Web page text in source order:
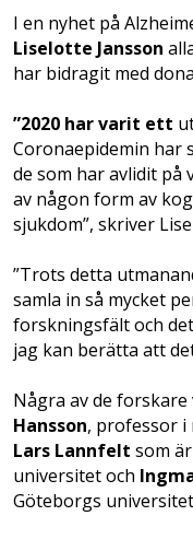
I en nyhet på
Liselotte Jansson
har bidragit med
”2020 har varit ett
Coronaepidemin har
de som har avlidit på
av någon form av
sjukdom”, skriver
”Trots detta
samla in så mycket
forskningsfält och
jag kan berätta att
Några av de
Hansson, professor i
Lars Lannfelt som
universitet och
Göteborgs